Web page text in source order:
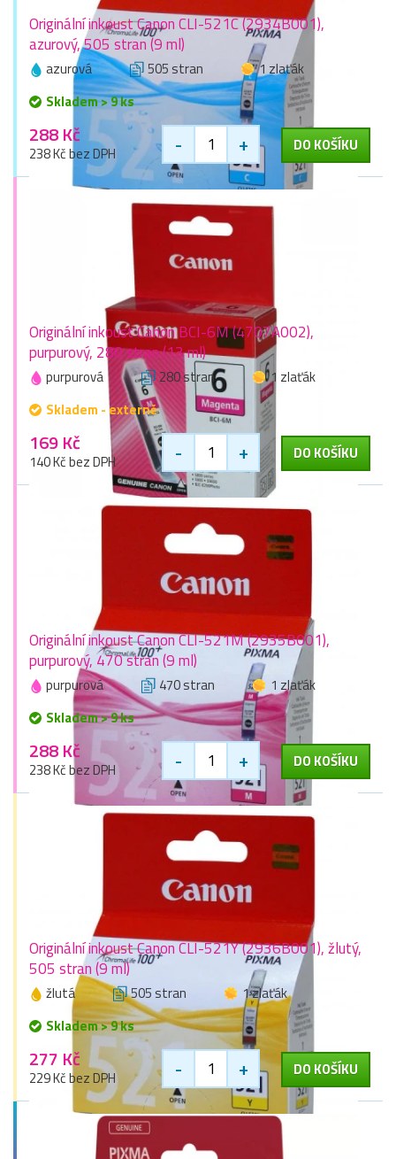
Originální inkoust Canon CLI-521C (2934B001),
azurový, 505 stran (9 ml)
azurová 505 stran
1 zlaťák
Skladem > 9 ks
288 Kč
238 Kč bez DPH - + DO KOŠÍKU
Originální inkoust Canon BCI-6M (4707A002),
purpurový, 280 stran (13 ml)
purpurová 280 stran
1 zlaťák
Skladem - externě
169 Kč
140 Kč bez DPH - + DO KOŠÍKU
Originální inkoust Canon CLI-521M (2935B001),
purpurový, 470 stran (9 ml)
purpurová 470 stran
1 zlaťák
Skladem > 9 ks
288 Kč
238 Kč bez DPH - + DO KOŠÍKU
Originální inkoust Canon CLI-521Y (2936B001), žlutý,
505 stran (9 ml)
žlutá 505 stran
1 zlaťák
Skladem > 9 ks
277 Kč
229 Kč bez DPH - + DO KOŠÍKU